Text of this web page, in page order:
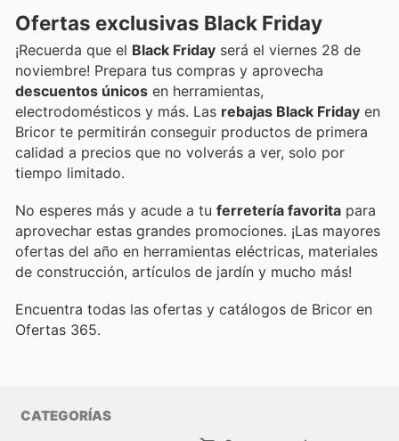
Ofertas exclusivas Black Friday
¡Recuerda que el Black Friday será el viernes 28 de
noviembre! Prepara tus compras y aprovecha
descuentos únicos en herramientas,
electrodomésticos y más. Las rebajas Black Friday en
Bricor te permitirán conseguir productos de primera
calidad a precios que no volverás a ver, solo por
tiempo limitado.
No esperes más y acude a tu ferretería favorita para
aprovechar estas grandes promociones. ¡Las mayores
ofertas del año en herramientas eléctricas, materiales
de construcción, artículos de jardín y mucho más!
Encuentra todas las ofertas y catálogos de Bricor en
Ofertas 365.
CATEGORÍAS